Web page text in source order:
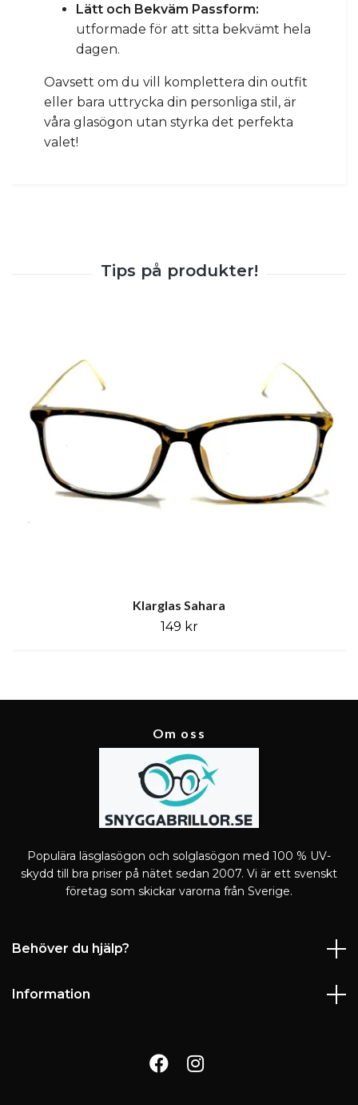
Lätt och Bekväm Passform:
utformade för att sitta bekvämt hela
dagen.
Oavsett om du vill komplettera din outfit
eller bara uttrycka din personliga stil, är
våra glasögon utan styrka det perfekta
valet!
Klarglas Sahara
149 kr
Om oss
Populära läsglasögon och solglasögon med 100 % UV-
skydd till bra priser på nätet sedan 2007. Vi är ett svenskt
företag som skickar varorna från Sverige.
Behöver du hjälp?
Information